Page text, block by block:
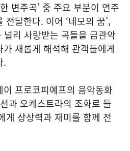
변주곡’ 중 주요 부분이 연주
달한다. 이어 ‘네모의 꿈’,
널리 사랑받는 곡들을 금관악
새롭게 해석해 관객들에게
.
프로코피예프의 음악동화
과 오케스트라의 조화로 들
게 상상력과 재미를 함께 전